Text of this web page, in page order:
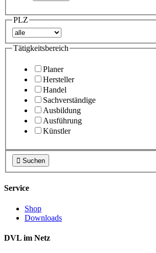
PLZ
Tätigkeitsbereich
Planer
Hersteller
Handel
Sachverständige
Ausbildung
Ausführung
Künstler
 Suchen
Service
Shop
Downloads
DVL im Netz